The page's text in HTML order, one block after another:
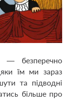
— безперечно
їм ми зараз
та підводні
більше про